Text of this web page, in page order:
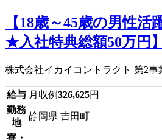
【18歳～45歳の男性
★入社特典総額50万円
株式会社イカイコントラクト 第2事
給与 月収例326,625円
勤務
地
静岡県 吉田町
寮・